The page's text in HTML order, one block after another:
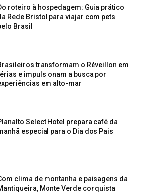
roteiro à hospedagem: Guia prático
Rede Bristol para viajar com pets
Brasil
transformam o Réveillon em
e impulsionam a busca por
em alto-mar
Select Hotel prepara café da
especial para o Dia dos Pais
clima de montanha e paisagens da
Monte Verde conquista